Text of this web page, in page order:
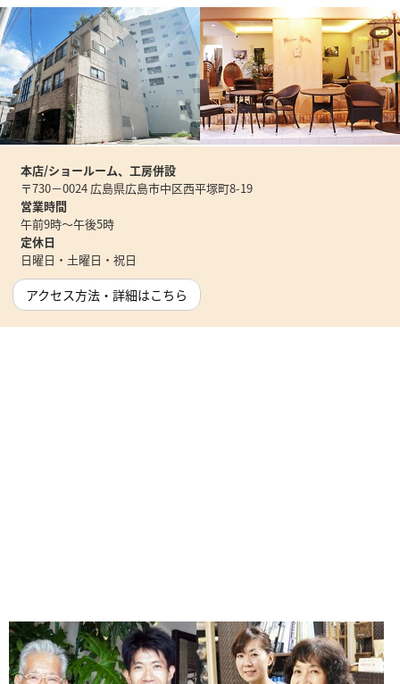
本店/ショールーム、工房併設
〒730－0024 広島県広島市中区西平塚町8-19
営業時間
午前9時～午後5時
定休日
日曜日・土曜日・祝日
アクセス方法・詳細はこちら